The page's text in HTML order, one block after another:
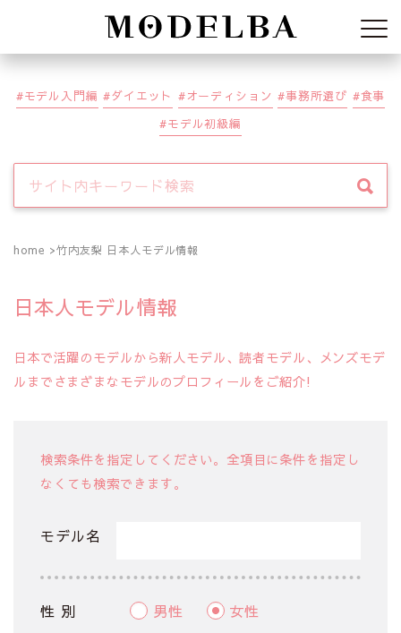
Modelba
モデル入門編 ダイエット オーディション 事務所選び
食事
モデル初級編
home 竹内友梨 日本人モデル情報
日本人モデル情報
日本で活躍のモデルから新人モデル、読者モデル、メンズモデ
ルまでさまざまなモデルのプロフィールをご紹介!
検索条件を指定してください。全項目に条件を指定し
なくても検索できます。
モデル名
性 別 男性 女性